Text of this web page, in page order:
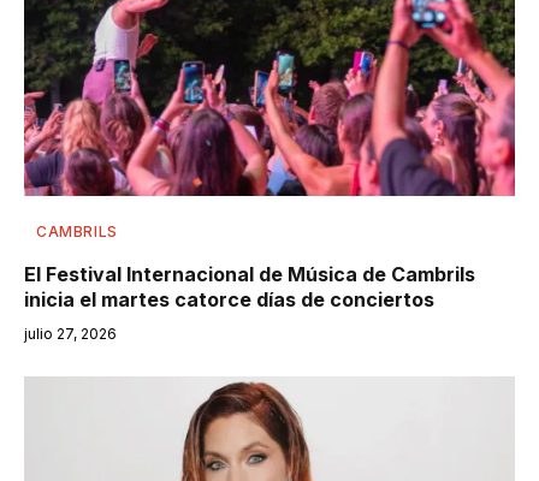
CAMBRILS
El Festival Internacional de Música de Cambrils
inicia el martes catorce días de conciertos
julio 27, 2026